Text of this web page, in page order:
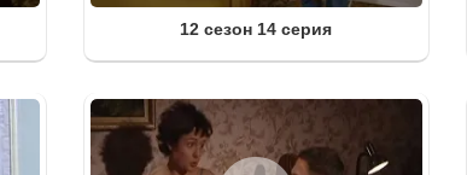
12 сезон 14 серия